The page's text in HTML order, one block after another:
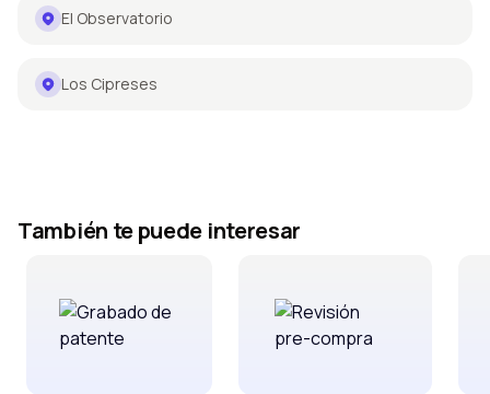
El Observatorio
Los Cipreses
También te puede interesar